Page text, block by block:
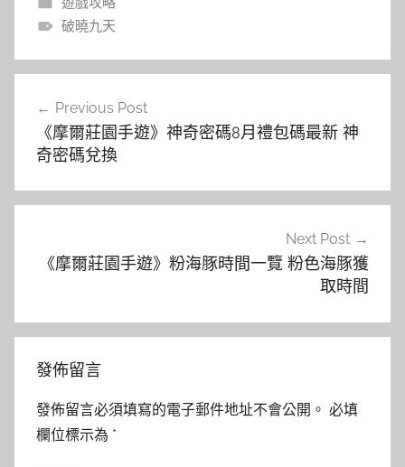
破曉九天
覽
Previous Post
《摩爾莊園手遊》神奇密碼8月禮包碼最新 神
奇密碼兌換
Next Post
《摩爾莊園手遊》粉海豚時間一覽 粉色海豚獲
取時間
發佈留言
發佈留言必須填寫的電子郵件地址不會公開。 必填
欄位標示為 *